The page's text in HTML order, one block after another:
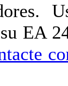
EA